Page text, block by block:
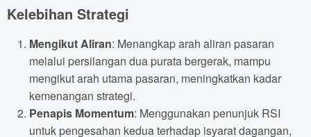
Kelebihan Strategi
Mengikut Aliran: Menangkap arah aliran pasaran
melalui persilangan dua purata bergerak, mampu
mengikut arah utama pasaran, meningkatkan kadar
kemenangan strategi.
Penapis Momentum: Menggunakan penunjuk RSI
untuk pengesahan kedua terhadap isyarat dagangan,